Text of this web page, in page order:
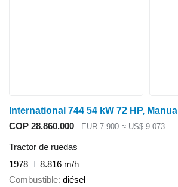
International 744 54 kW 72 HP, Manual
COP 28.860.000
EUR 7.900 ≈ US$ 9.073
Tractor de ruedas
1978
8.816 m/h
Combustible diésel